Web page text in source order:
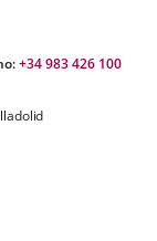
+34 983 426 100